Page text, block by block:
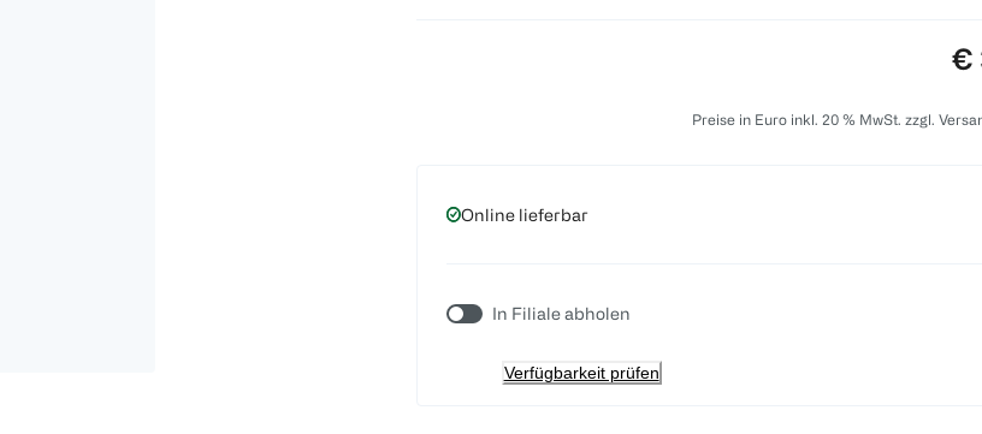
€
Preise in Euro inkl. 20 % MwSt. zzgl.
Online lieferbar
In Filiale abholen
Verfügbarkeit prüfen